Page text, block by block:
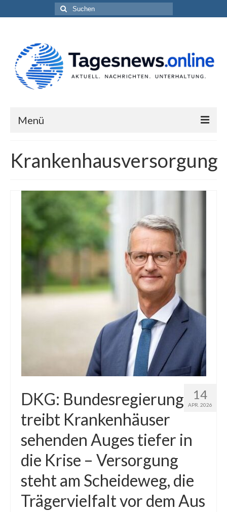
Suchen
nach:
Menü
Datenschutzerklärung
Krankenhausversorgung
14
APR. 2026
DKG: Bundesregierung
treibt Krankenhäuser
sehenden Auges tiefer in
die Krise – Versorgung
steht am Scheideweg, die
Trägervielfalt vor dem Aus